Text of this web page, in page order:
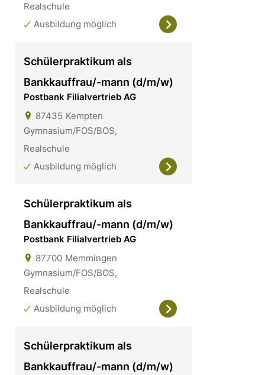
Realschule
Ausbildung möglich
Schülerpraktikum als
Bankkauffrau/-mann (d/m/w)
Postbank Filialvertrieb AG
87435 Kempten
Gymnasium/FOS/BOS,
Realschule
Ausbildung möglich
Schülerpraktikum als
Bankkauffrau/-mann (d/m/w)
Postbank Filialvertrieb AG
87700 Memmingen
Gymnasium/FOS/BOS,
Realschule
Ausbildung möglich
Schülerpraktikum als
Bankkauffrau/-mann (d/m/w)